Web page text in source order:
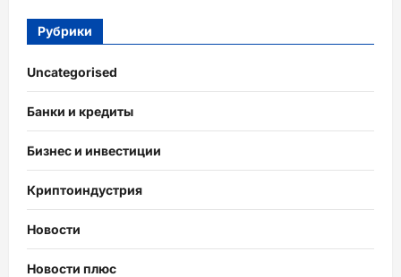
Рубрики
Uncategorised
Банки и кредиты
Бизнес и инвестиции
Криптоиндустрия
Новости
Новости плюс